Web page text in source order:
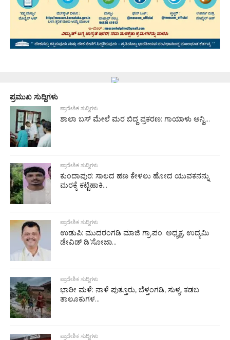
ಪ್ರಮುಖ ಸುದ್ದಿಗಳು
ಪ್ರಾದೇಶಿಕ ಸುದ್ದಿಗಳು
ಶಾಲಾ ಬಸ್ ಮೇಲೆ ಮರ ಬಿದ್ದ ಪ್ರಕರಣ: ಗಾಯಾಳು ಅನ್ವಿ...
ಪ್ರಾದೇಶಿಕ ಸುದ್ದಿಗಳು
ಕುಂದಾಪುರ: ಸಾಲದ ಹಣ ಕೇಳಲು ಹೋದ ಯುವಕನನ್ನು
ಮರಕ್ಕೆ ಕಟ್ಟಿಹಾಕಿ...
ಪ್ರಾದೇಶಿಕ ಸುದ್ದಿಗಳು
ಉಡುಪಿ: ಮುದರಂಗಡಿ ಮಾಜಿ ಗ್ರಾ.ಪಂ. ಅಧ್ಯಕ್ಷ, ಉದ್ಯಮಿ
ಡೇವಿಡ್ ಡಿ’ಸೋಜಾ...
ಪ್ರಾದೇಶಿಕ ಸುದ್ದಿಗಳು
ಭಾರೀ ಮಳೆ: ನಾಳೆ ಪುತ್ತೂರು, ಬೆಳ್ತಂಗಡಿ, ಸುಳ್ಯ, ಕಡಬ
ತಾಲೂಕುಗಳ...
ಪ್ರಾದೇಶಿಕ ಸುದ್ದಿಗಳು